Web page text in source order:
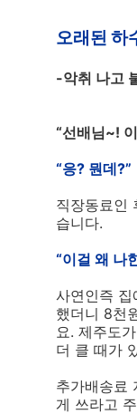
오래 된 하
-악취 나고
“선배님~!
“응? 뭔데?”
직장동료인
습니다.
“이걸 왜 나
사연인즉
했더니 8천
요. 제주도
더 클 때가
추가배송료
게 쓰라고